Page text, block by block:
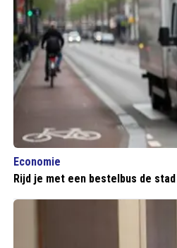
Economie
Rijd je met een bestelbus de